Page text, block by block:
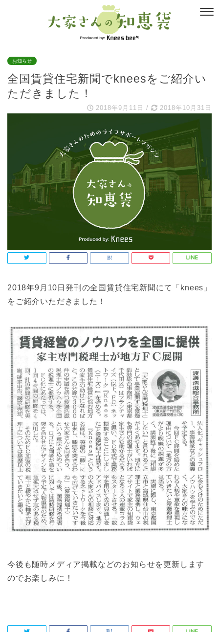
お知らせ
全国賃貸住宅新聞でkneesをご紹介い
ただきました！
2018年9月11日 / 2018年10月31日
2018年9月10日発刊の全国賃貸住宅新聞にて「knees」
をご紹介いただきました！
今後も随時メディア掲載などのお知らせを更新します
のでお楽しみに！